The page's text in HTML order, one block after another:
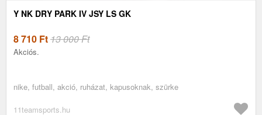
Y NK DRY PARK IV JSY LS GK
8 710 Ft13 000 Ft
Akciós.
nike, futball, akció, ruházat, kapusoknak, szürke
11teamsports.hu